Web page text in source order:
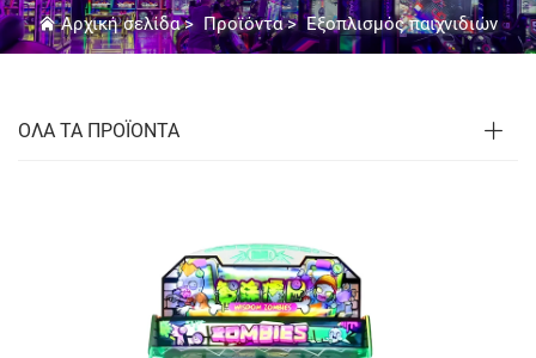
Αρχική σελίδα> Προϊόντα>Εξοπλισμός παιχνιδιών
ΟΛΑ ΤΑ ΠΡΟΪΟΝΤΑ